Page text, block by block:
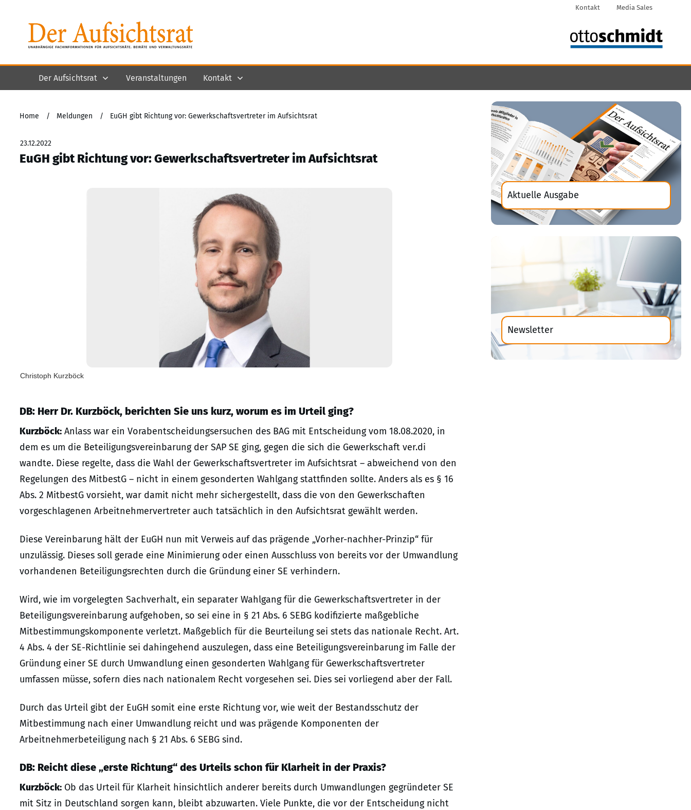
Kontakt Media Sales
Der Aufsichtsrat Veranstaltungen Kontakt
Home / Meldungen / EuGH gibt Richtung vor: Gewerkschaftsvertreter im Aufsichtsrat
23.12.2022
EuGH gibt Richtung vor: Gewerkschaftsvertreter im Aufsichtsrat
Christoph Kurzböck
DB: Herr Dr. Kurzböck, berichten Sie uns kurz, worum es im Urteil ging?
Kurzböck: Anlass war ein Vorabentscheidungsersuchen des BAG mit Entscheidung vom 18.08.2020, in
dem es um die Beteiligungsvereinbarung der SAP SE ging, gegen die sich die Gewerkschaft ver.di
wandte. Diese regelte, dass die Wahl der Gewerkschaftsvertreter im Aufsichtsrat – abweichend von den
Regelungen des MitbestG – nicht in einem gesonderten Wahlgang stattfinden sollte. Anders als es § 16
Abs. 2 MitbestG vorsieht, war damit nicht mehr sichergestellt, dass die von den Gewerkschaften
vorgeschlagenen Arbeitnehmervertreter auch tatsächlich in den Aufsichtsrat gewählt werden.
Diese Vereinbarung hält der EuGH nun mit Verweis auf das prägende „Vorher-nachher-Prinzip“ für
unzulässig. Dieses soll gerade eine Minimierung oder einen Ausschluss von bereits vor der Umwandlung
vorhandenen Beteiligungsrechten durch die Gründung einer SE verhindern.
Wird, wie im vorgelegten Sachverhalt, ein separater Wahlgang für die Gewerkschaftsvertreter in der
Beteiligungsvereinbarung aufgehoben, so sei eine in § 21 Abs. 6 SEBG kodifizierte maßgebliche
Mitbestimmungskomponente verletzt. Maßgeblich für die Beurteilung sei stets das nationale Recht. Art.
4 Abs. 4 der SE-Richtlinie sei dahingehend auszulegen, dass eine Beteiligungsvereinbarung im Falle der
Gründung einer SE durch Umwandlung einen gesonderten Wahlgang für Gewerkschaftsvertreter
umfassen müsse, sofern dies nach nationalem Recht vorgesehen sei. Dies sei vorliegend aber der Fall.
Durch das Urteil gibt der EuGH somit eine erste Richtung vor, wie weit der Bestandsschutz der
Mitbestimmung nach einer Umwandlung reicht und was prägende Komponenten der
Arbeitnehmerbeteiligung nach § 21 Abs. 6 SEBG sind.
DB: Reicht diese „erste Richtung“ des Urteils schon für Klarheit in der Praxis?
Kurzböck: Ob das Urteil für Klarheit hinsichtlich anderer bereits durch Umwandlungen gegründeter SE
mit Sitz in Deutschland sorgen kann, bleibt abzuwarten. Viele Punkte, die vor der Entscheidung nicht
Aktuelle Ausgabe
Newsletter